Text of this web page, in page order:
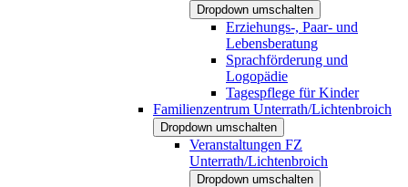
Dropdown umschalten
Erziehungs-, Paar- und
Lebensberatung
Sprachförderung und
Logopädie
Tagespflege für Kinder
Familienzentrum Unterrath/Lichtenbroich
Dropdown umschalten
Veranstaltungen FZ
Unterrath/Lichtenbroich
Dropdown umschalten